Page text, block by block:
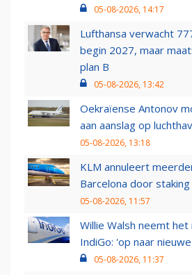
05-08-2026, 14:17
Lufthansa verwacht
begin 2027, maar
plan B
05-08-2026, 13:42
Oekraïense Antonov
aan aanslag op
05-08-2026, 13:18
KLM annuleert
Barcelona door staking
05-08-2026, 11:57
Willie Walsh neemt
IndiGo: 'op naar
05-08-2026, 11:37